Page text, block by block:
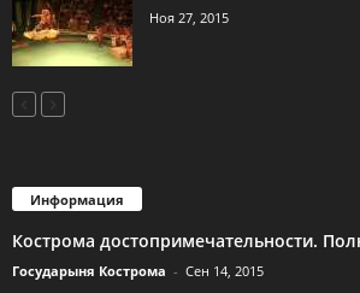
Ноя 27, 2015
Информация
Кострома достопримечательности.
Государыня Кострома - Сен 14, 2015